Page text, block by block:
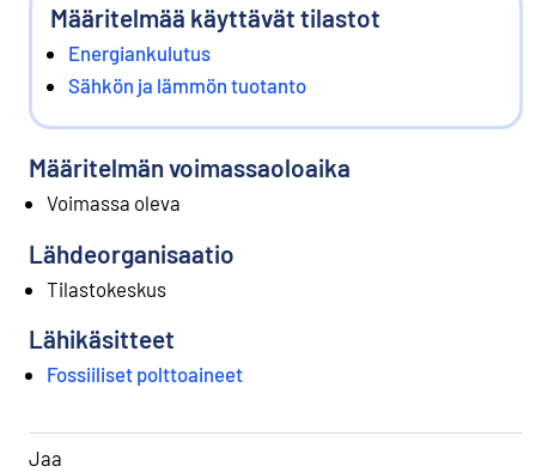
Määritelmää käyttävät tilastot
Energiankulutus
Sähkön ja lämmön tuotanto
Määritelmän voimassaoloaika
Voimassa oleva
Lähdeorganisaatio
Tilastokeskus
Lähikäsitteet
Fossiiliset polttoaineet
Jaa